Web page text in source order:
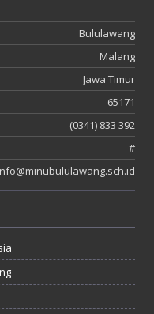
Bululawang
Malang
Jawa Timur
65171
(0341) 833 392
#